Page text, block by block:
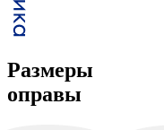
Размеры
оправы